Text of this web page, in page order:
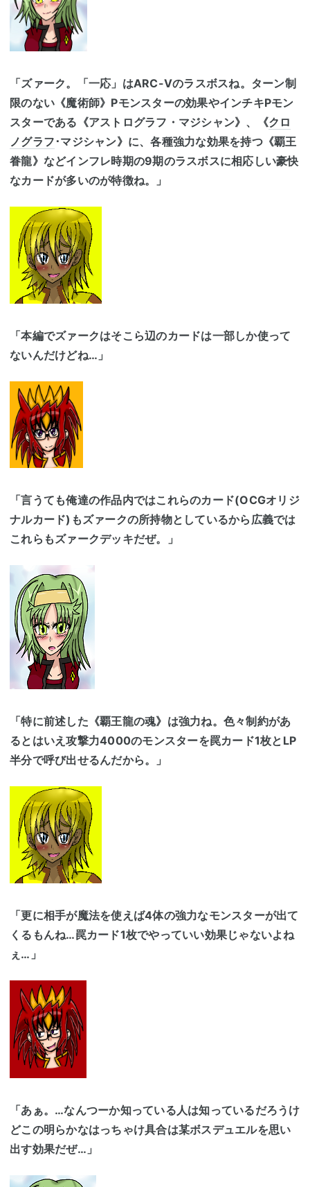
「ズァーク。「一応」はARC-Vのラスボスね。ターン制
限のない《魔術師》Pモンスターの効果やインチキPモン
スターである《アストログラフ・マジシャン》、《クロ
ノグラフ ･マジシャン》に、各種強力な効果を持つ《覇王
眷龍》などインフレ時期の9期のラスボスに相応しい豪快
なカードが多いのが特徴ね。」
「本編でズァークはそこら辺のカードは一部しか使って
ないんだけどね…」
「言うても俺達の作品内ではこれらのカード(OCGオリジ
ナルカード)もズァークの所持物としているから広義では
これらもズァークデッキだぜ。」
「特に前述した《覇王龍の魂》は強力ね。色々制約があ
るとはいえ攻撃力4000のモンスターを罠カード1枚とLP
半分で呼び出せるんだから。」
「更に相手が魔法を使えば4体の強力なモンスターが出て
くるもんね…罠カード1枚でやっていい効果じゃないよね
ぇ…」
「あぁ。…なんつーか知っている人は知っているだろうけ
どこの明らかなはっちゃけ具合は某ボスデュエルを思い
出す効果だぜ…」